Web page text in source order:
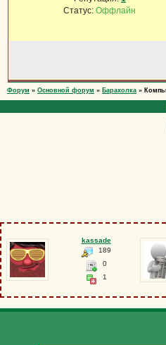
Статус:Оффлайн
Форум » Основной форум » Барахолка »
kassade
189
0
1